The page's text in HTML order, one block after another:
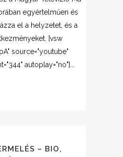
egyértelműen és
el a helyzetet, és a
[vsw
source="youtube"
autoplay="no"]...
– BIO,